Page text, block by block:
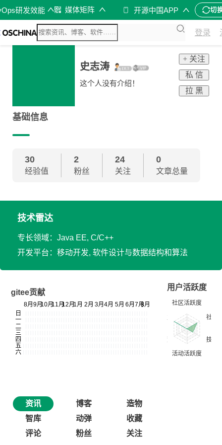
研发效能 媒体矩阵 开源中国APP 切
登录
史志涛
这个人没有介绍！
+ 关注
私 信
拉 黑
基础信息
30
经验值
2
粉丝
24
关注
0
文章总量
技术雷达
专长领域：Java EE, C/C++
开发平台：移动开发, 软件设计与数据结构和算法
gitee贡献
用户活跃度
资讯 博客
造物
智库
动弹
收藏
评论
粉丝 关注